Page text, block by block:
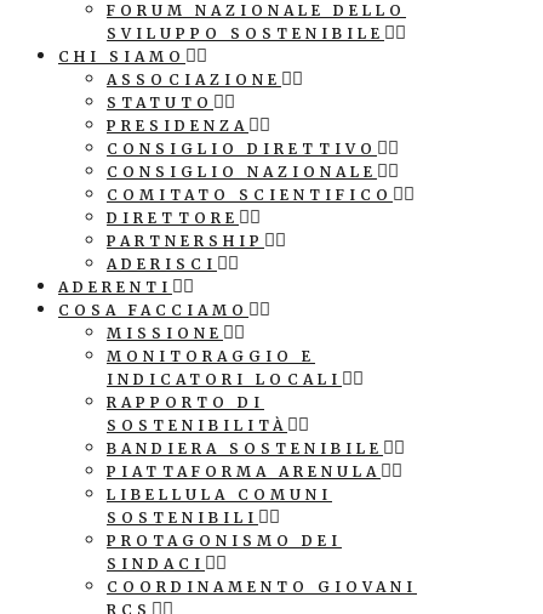
FORUM NAZIONALE DELLO
SVILUPPO SOSTENIBILE
CHI SIAMO
ASSOCIAZIONE
STATUTO
PRESIDENZA
CONSIGLIO DIRETTIVO
CONSIGLIO NAZIONALE
COMITATO SCIENTIFICO
DIRETTORE
PARTNERSHIP
ADERISCI
ADERENTI
COSA FACCIAMO
MISSIONE
MONITORAGGIO E
INDICATORI LOCALI
RAPPORTO DI
SOSTENIBILITÀ
BANDIERA SOSTENIBILE
PIATTAFORMA ARENULA
LIBELLULA COMUNI
SOSTENIBILI
PROTAGONISMO DEI
SINDACI
COORDINAMENTO GIOVANI
RCS